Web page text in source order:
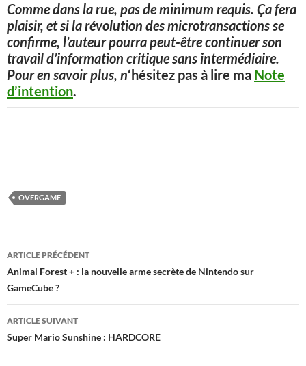
Comme dans la rue, pas de minimum requis. Ça fera
plaisir, et si la révolution des microtransactions se
confirme, l’auteur pourra peut-être continuer son
travail d’information critique sans intermédiaire.
Pour en savoir plus, n‘hésitez pas à lire ma Note
d’intention.
OVERGAME
Navigation
des
articles
ARTICLE PRÉCÉDENT
Animal Forest + : la nouvelle arme secrète de Nintendo sur
GameCube ?
ARTICLE SUIVANT
Super Mario Sunshine : HARDCORE